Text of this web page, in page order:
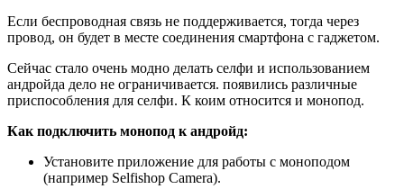
Если беспроводная связь не поддерживается, тогда через
провод, он будет в месте соединения смартфона с гаджетом.
Сейчас стало очень модно делать селфи и использованием
андройда дело не ограничивается. появились различные
приспособления для селфи. К коим относится и монопод.
Как подключить монопод к андройд:
Установите приложение для работы с моноподом
(например Selfishop Camera).